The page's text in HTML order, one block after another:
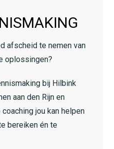
afscheid te nemen van
oplossingen?
bij Hilbink
aan den Rijn en
jou kan helpen
bereiken én te